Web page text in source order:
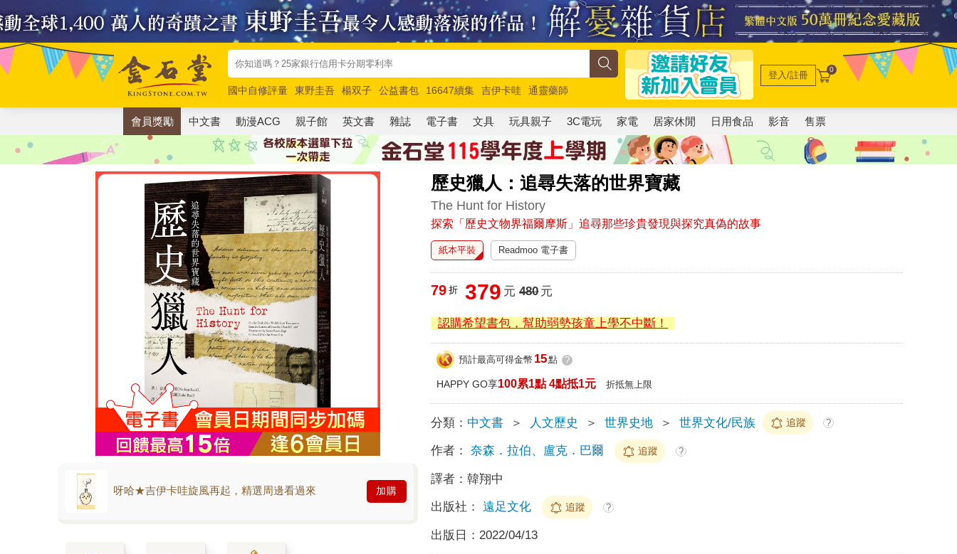
國中自修評量 東野圭吾 楊双子 公益書包 16647續集 吉伊卡哇
通靈藥師
唯紅花綻放
奧德賽 路邊攤新作 馬斯克 玩具總動員5 超慢跑
登入/註冊 0
會員獎勵 中文書 動漫ACG 親子館 英文書 雜誌 電子書 文具 玩具親子 3C電玩 家電 居家休閒 日用食品 影音 售票
歷史獵人：追尋失落的世界寶藏
The Hunt for History
探索「歷史文物界福爾摩斯」追尋那些珍貴發現與探究真偽的故事
呀哈★吉伊卡哇旋風再起，精選周邊看過來 加購
紙本平裝 Readmoo 電子書
79 折 379 元 480元
認購希望書包，幫助弱勢孩童上學不中斷！
預計最高可得金幣 15點 ?
HAPPY GO享100累1點 4點抵1元 折抵無上限
分類： 中文書 ＞ 人文歷史 ＞ 世界史地 ＞ 世界文化/民族 追蹤 ?
作者： 奈森．拉伯、盧克．巴爾 追蹤 ?
譯者：韓翔中
出版社： 遠足文化 追蹤 ?
出版日： 2022/04/13